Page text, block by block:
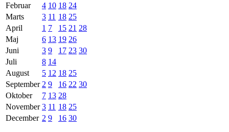
Februar
4 10 18 24
Marts
3 11 18 25
April
1 7 15 21 28
Maj
6 13 19 26
Juni
3 9 17 23 30
Juli
8 14
August
5 12 18 25
September 2 9 16 22 30
Oktober
7 13 28
November 3 11 18 25
December 2 9 16 30